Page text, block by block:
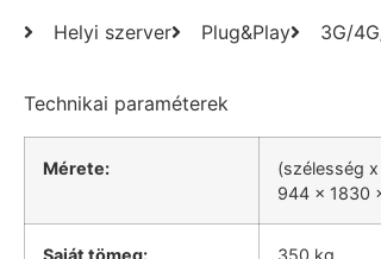
Helyi szerver
Plug&Play 3G/
Technikai paraméterek
Mérete:
(szélesség
944 x 1830